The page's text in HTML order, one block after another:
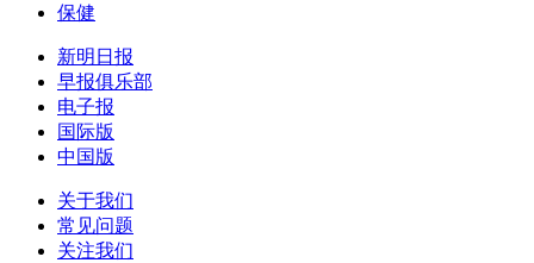
保健
新明日报
早报俱乐部
电子报
国际版
中国版
关于我们
常见问题
关注我们